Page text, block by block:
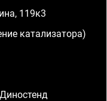
119к3
катализатора)